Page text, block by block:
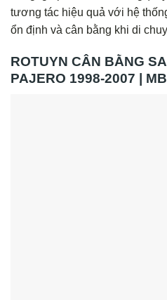
tương tác hiệu quả với hệ
ổn định và cân bằng khi di
ROTUYN CÂN BẰNG
PAJERO 1998-2007 |